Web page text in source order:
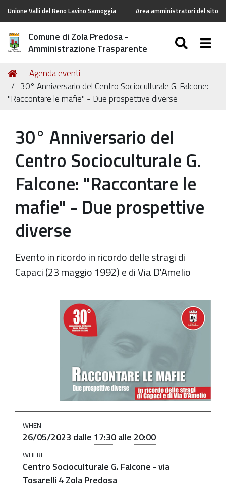
Unione Valli del Reno Lavino Samoggia Area amministratori del sito
Comune di Zola Predosa -
Amministrazione Trasparente
Tu
sei
qui:
Home
Agenda eventi
30° Anniversario del Centro Socioculturale G. Falcone:
"Raccontare le mafie" - Due prospettive diverse
30° Anniversario del
Centro Socioculturale G.
Falcone: "Raccontare le
mafie" - Due prospettive
diverse
Evento in ricordo in ricordo delle stragi di
Capaci (23 maggio 1992) e di Via D'Amelio
https://old.comune.zolapredosa.bo.it/events/30-
anniversario-
del
Socioculturale
WHEN
26/05/2023 dalle 17:30alle 20:00
WHERE
Centro Socioculturale G. Falcone - via
Tosarelli 4 Zola Predosa